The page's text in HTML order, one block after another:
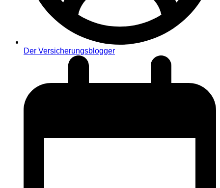
Der Versicherungsblogger